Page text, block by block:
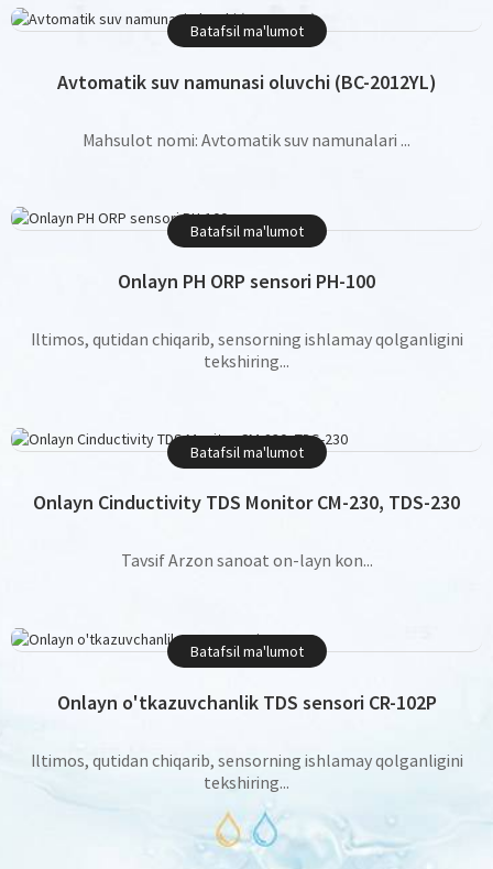
Avtomatik suv namunasi oluvchi (BC-2012YL)
Mahsulot nomi: Avtomatik suv namunalari ...
Batafsil ma'lumot
Onlayn PH ORP sensori PH-100
Iltimos, qutidan chiqarib, sensorning ishlamay qolganligini
tekshiring...
Batafsil ma'lumot
Onlayn Cinductivity TDS Monitor CM-230, TDS-230
Tavsif Arzon sanoat on-layn kon...
Batafsil ma'lumot
Onlayn o'tkazuvchanlik TDS sensori CR-102P
Iltimos, qutidan chiqarib, sensorning ishlamay qolganligini
tekshiring...
Batafsil ma'lumot